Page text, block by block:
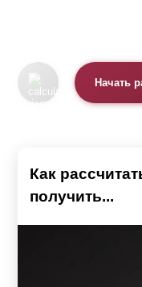
Начать
Как
получить...